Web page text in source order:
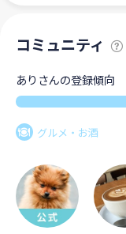
コミュニティ
ありさんの登録傾向
グルメ・お酒